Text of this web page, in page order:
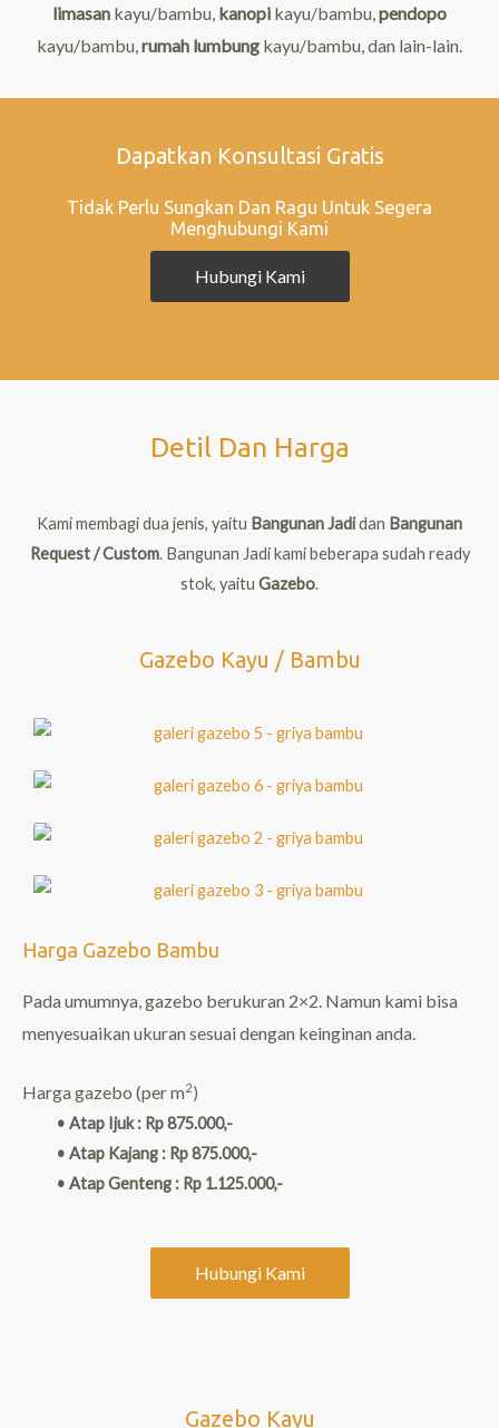
limasan kayu/bambu kanopi kayu/bambu pendopo
kayu/bambu rumah lumbung kayu/bambu , dan lain-lain.
Dapatkan Konsultasi Gratis
Tidak Perlu Sungkan Dan Ragu Untuk Segera
Menghubungi Kami
Hubungi Kami
Detil Dan Harga
Kami membagi dua jenis, yaitu Bangunan Jadidan Bangunan
Request / Custom. Bangunan Jadi kami beberapa sudah ready
stok, yaitu Gazebo.
Gazebo Kayu / Bambu
Harga Gazebo Bambu
Pada umumnya, gazebo berukuran 2×2. Namun kami bisa
menyesuaikan ukuran sesuai dengan keinginan anda.
Harga gazebo (perm2)
• Atap Ijuk : Rp 875.000,-
• Atap Kajang : Rp 875.000,-
• Atap Genteng : Rp 1.125.000,-
Hubungi Kami
Gazebo Kayu